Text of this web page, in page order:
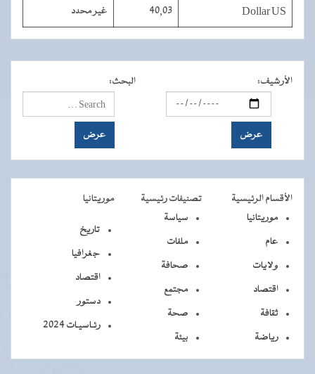
Dollar US
40,03 غير محدد
الأرشيف: البحث:
الأقسام الرئيسية تصنيفات رئيسية
موريتانيا
موريتانيا
عام
ولايات
اقتصاد
ثقافة
رياضة
سياسة
ملفات
صحافة
مجتمع
صحة
بيئة
تاريخ
جغرافيا
اقتصاد
دستور
رئـاسيـات 2024